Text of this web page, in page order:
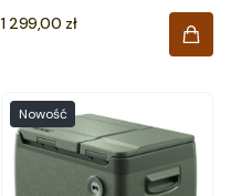
Cena
1 299,00 zł
Nowość